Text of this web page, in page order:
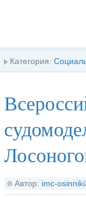
Категория:
Автор: imc-